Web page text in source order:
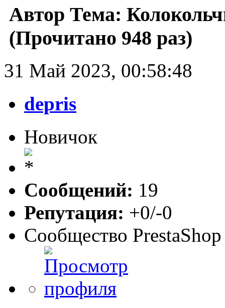
Автор Тема:
(Прочитано 948 раз)
31 Май 2023, 00:58:48
depris
Новичок
Сообщений: 19
Репутация: +0/-0
Сообщество PrestaShop